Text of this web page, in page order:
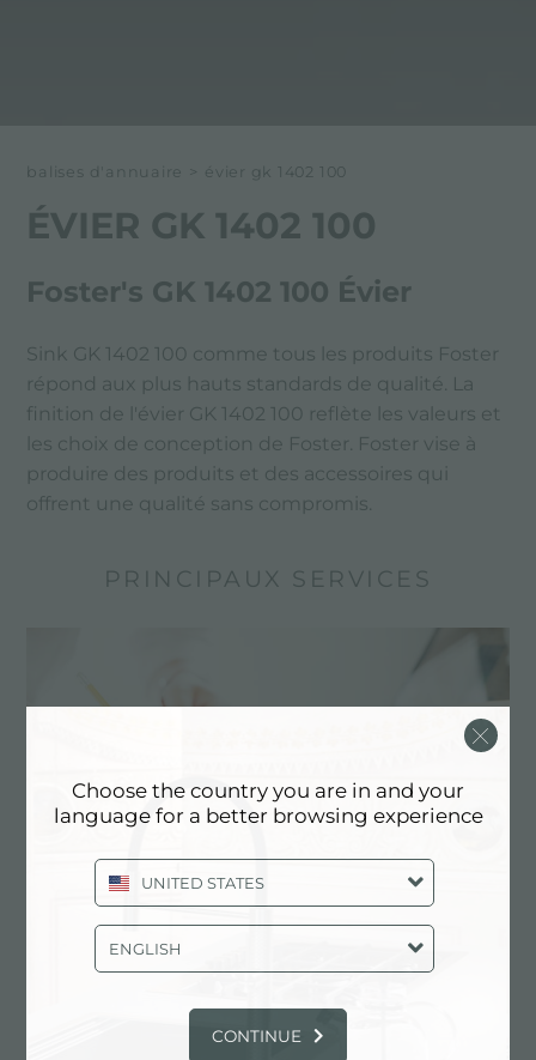
balises d'annuaire > évier gk 1402 100
ÉVIER GK 1402 100
Foster's GK 1402 100 Évier
Sink GK 1402 100 comme tous les produits Foster
répond aux plus hauts standards de qualité. La
finition de l'évier GK 1402 100 reflète les valeurs et
les choix de conception de Foster. Foster vise à
produire des produits et des accessoires qui
offrent une qualité sans compromis.
PRINCIPAUX SERVICES
Dessin personnalisé
Les produits sur mesure sont les éléments
distinctifs de la production de Foster
Choose the country you are in and your
language for a better browsing experience
UNITED STATES
ENGLISH
CONTINUE